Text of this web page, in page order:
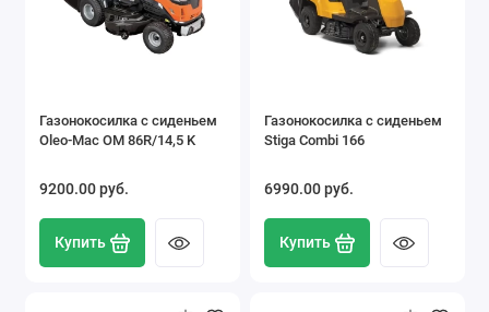
Газонокосилка с сиденьем
Oleo-Mac OM 86R/14,5 K
9200.00 pуб.
Купить
Газонокосилка с сиденьем
Stiga Combi 166
6990.00 pуб.
Купить